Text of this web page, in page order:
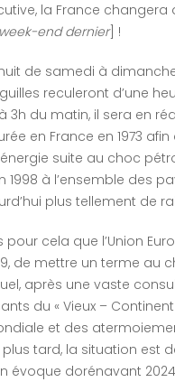
la France changera
end dernier] !
de samedi à dimanche
reculeront d’une
3h du matin, il sera en
en France en 1973
suite au choc
1998 à l’ensemble des
plus tellement de
pour cela que l’Union
de mettre un terme au
après une vaste
du « Vieux – Continent
et des
tard, la situation est
évoque dorénavant